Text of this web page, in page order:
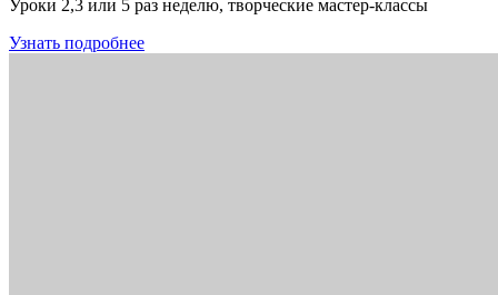
Уроки 2,3 или 5 раз неделю, творческие мастер-классы
Узнать подробнее